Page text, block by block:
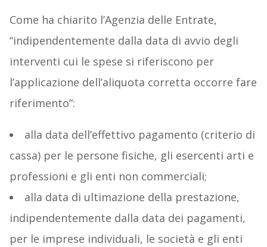
Come ha chiarito l’Agenzia delle Entrate,
“indipendentemente dalla data di avvio degli
interventi cui le spese si riferiscono per
l’applicazione dell’aliquota corretta occorre fare
riferimento”:
alla data dell’effettivo pagamento (criterio di
cassa) per le persone fisiche, gli esercenti arti e
professioni e gli enti non commerciali;
alla data di ultimazione della prestazione,
indipendentemente dalla data dei pagamenti,
per le imprese individuali, le società e gli enti